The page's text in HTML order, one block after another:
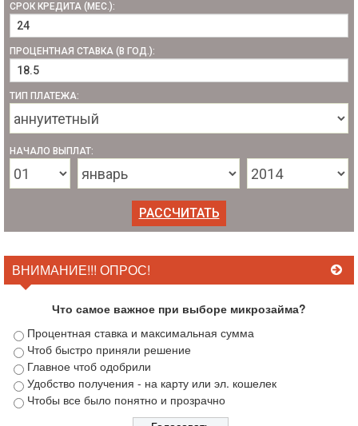
СРОК КРЕДИТА (МЕС.):
ПРОЦЕНТНАЯ СТАВКА (В ГОД.):
ТИП ПЛАТЕЖА:
НАЧАЛО ВЫПЛАТ:
ВНИМАНИЕ!!! ОПРОС!
Что самое важное при выборе микрозайма?
Процентная ставка и максимальная сумма
Чтоб быстро приняли решение
Главное чтоб одобрили
Удобство получения - на карту или эл. кошелек
Чтобы все было понятно и прозрачно